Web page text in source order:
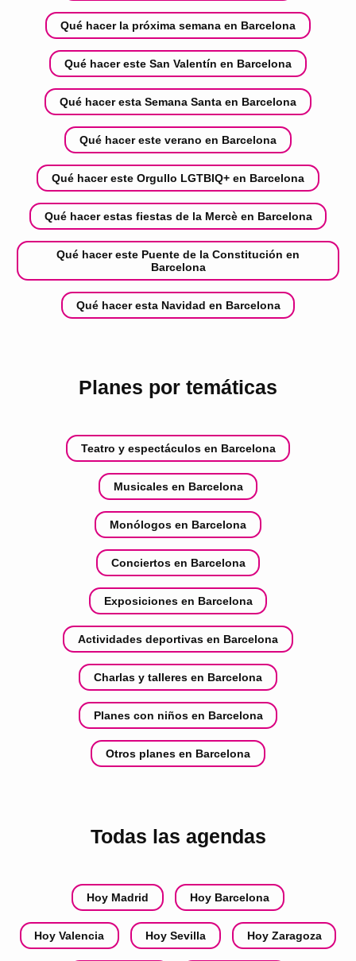
Qué hacer la próxima semana en Barcelona
Qué hacer este San Valentín en Barcelona
Qué hacer esta Semana Santa en Barcelona
Qué hacer este verano en Barcelona
Qué hacer este Orgullo LGTBIQ+ en Barcelona
Qué hacer estas fiestas de la Mercè en Barcelona
Qué hacer este Puente de la Constitución en
Barcelona
Qué hacer esta Navidad en Barcelona
Planes por temáticas
Teatro y espectáculos en Barcelona
Musicales en Barcelona
Monólogos en Barcelona
Conciertos en Barcelona
Exposiciones en Barcelona
Actividades deportivas en Barcelona
Charlas y talleres en Barcelona
Planes con niños en Barcelona
Otros planes en Barcelona
Todas las agendas
Hoy Madrid Hoy Barcelona
Hoy Valencia Hoy Sevilla Hoy Zaragoza